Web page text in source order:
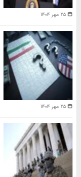
۲۵ مهر ۱۴۰۴
۲۵ مهر ۱۴۰۴